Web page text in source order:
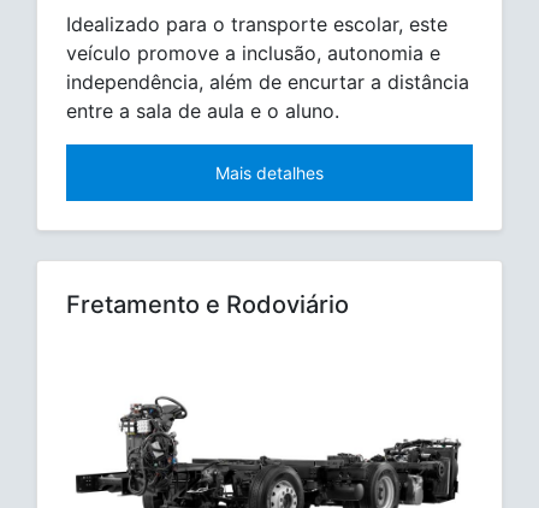
Idealizado para o transporte escolar, este
veículo promove a inclusão, autonomia e
independência, além de encurtar a distância
entre a sala de aula e o aluno.
Mais detalhes
Fretamento e Rodoviário